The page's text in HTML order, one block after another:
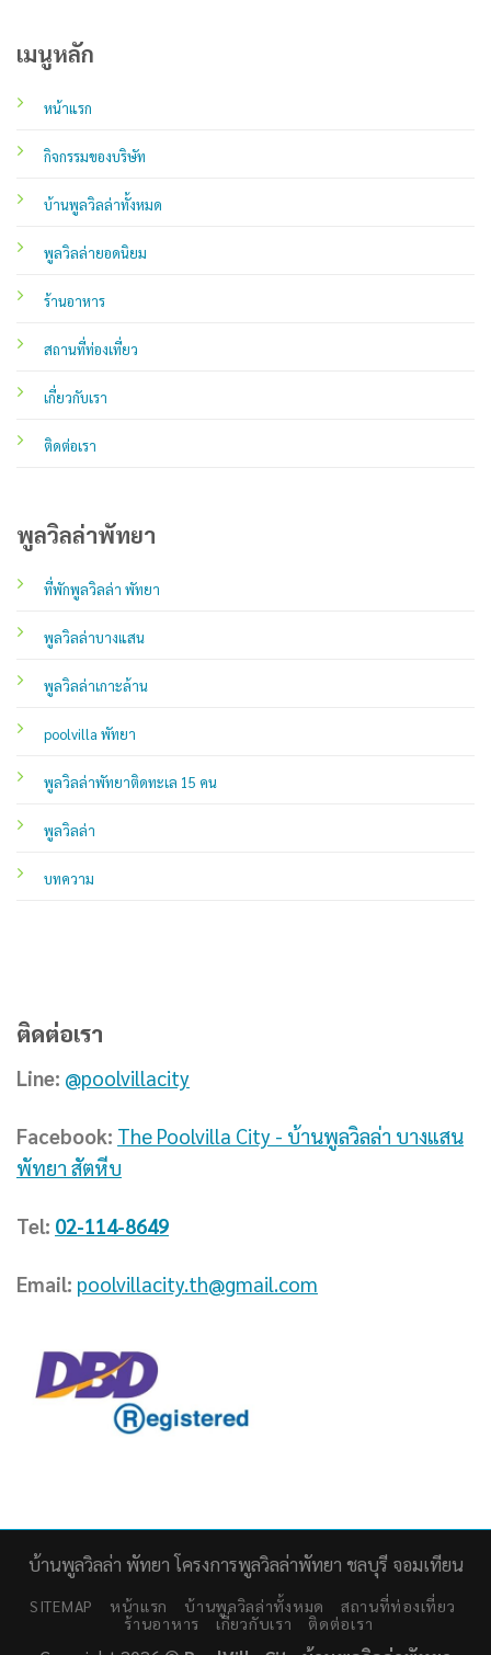
เมนูหลัก
หน้าแรก
กิจกรรมของบริษัท
บ้านพูลวิลล่าทั้งหมด
พูลวิลล่ายอดนิยม
ร้านอาหาร
สถานที่ท่องเที่ยว
เกี่ยวกับเรา
ติดต่อเรา
พูลวิลล่าพัทยา
ที่พักพูลวิลล่า พัทยา
พูลวิลล่าบางแสน
พูลวิลล่าเกาะล้าน
poolvilla พัทยา
พูลวิลล่าพัทยาติดทะเล 15 คน
พูลวิลล่า
บทความ
ติดต่อเรา
Line: @poolvillacity
Facebook: The Poolvilla City - บ้านพูลวิลล่า บางแสน
พัทยา สัตหีบ
Tel: 02-114-8649
Email: poolvillacity.th@gmail.com
บ้านพูลวิลล่า พัทยา โครงการพูลวิลล่าพัทยา ชลบุรี จอมเทียน
SITEMAP หน้าแรก บ้านพูลวิลล่าทั้งหมด
สถานที่ท่องเที่ยว
ร้านอาหาร
เกี่ยวกับเรา ติดต่อเรา